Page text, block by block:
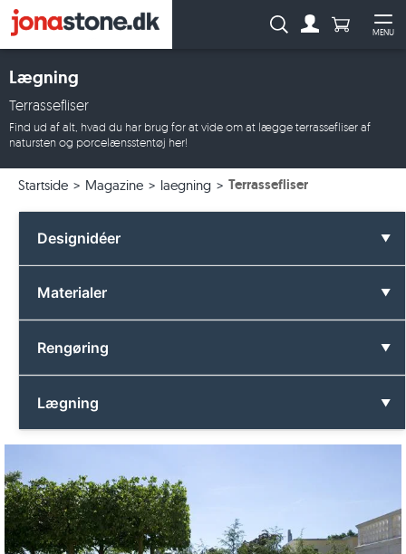
MENU
Søg: Antal
Lægning
Terrassefliser
Find ud af alt, hvad du har brug for at vide om at lægge terrassefliser af
natursten og porcelænsstentøj her!
Startside Magazine laegning Terrassefliser
Designidéer
Alle Designidéer
Badeværelse
Formater
Havedesign
Køkken
Kundeoplevelser
Materialer
Alle Materialer
Basalt
Træoptik
Kalksten
Rengøring
Alle Rengøring
Fliser
Terrasseplader
Lægning
Alle Lægning
Fliser
Havebygning